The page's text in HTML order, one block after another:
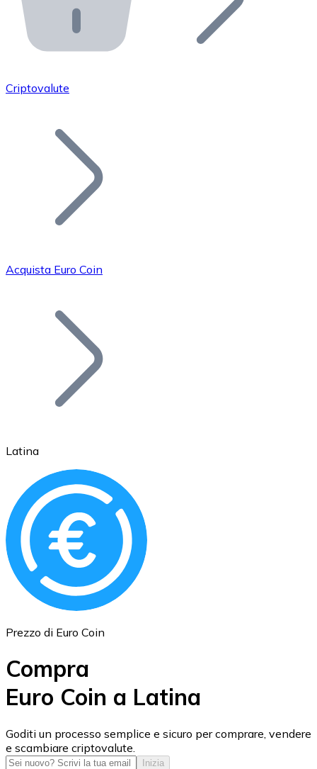
API Bitnovo
Integra la nostra API nel tuo ecosistema.
Unisciti alla nostra rete di rivenditori e
Aggiungi il token del tuo progetto al nostro servizio di
Bitcoin
Ethereum
ETH
USD Coin
USDC
Criptovalute
Acquista Euro Coin
Latina
Prezzo di Euro Coin
Compra
Euro Coin a Latina
Goditi un processo semplice e sicuro per comprare, vendere
e scambiare criptovalute.
Inizia